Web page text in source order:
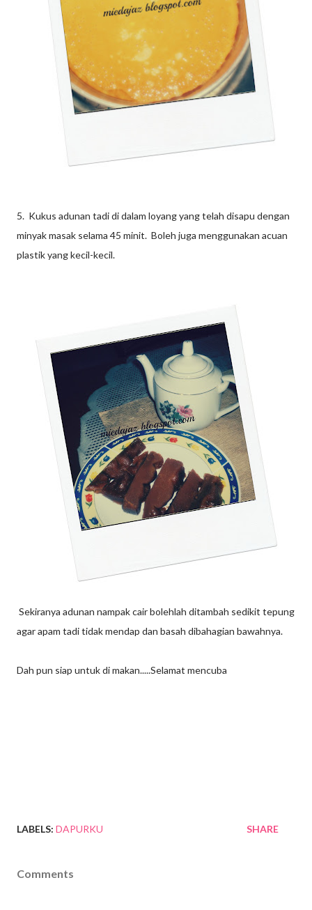
5. Kukus adunan tadi di dalam loyang yang telah disapu dengan
minyak masak selama 45 minit. Boleh juga menggunakan acuan
plastik yang kecil-kecil.
Sekiranya adunan nampak cair bolehlah ditambah sedikit tepung
agar apam tadi tidak mendap dan basah dibahagian bawahnya.
Dah pun siap untuk di makan.....Selamat mencuba
LABELS: DAPURKU SHARE
Comments